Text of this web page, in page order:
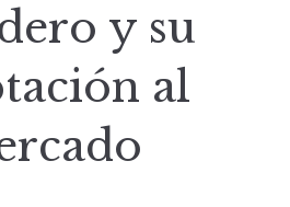
y su
al